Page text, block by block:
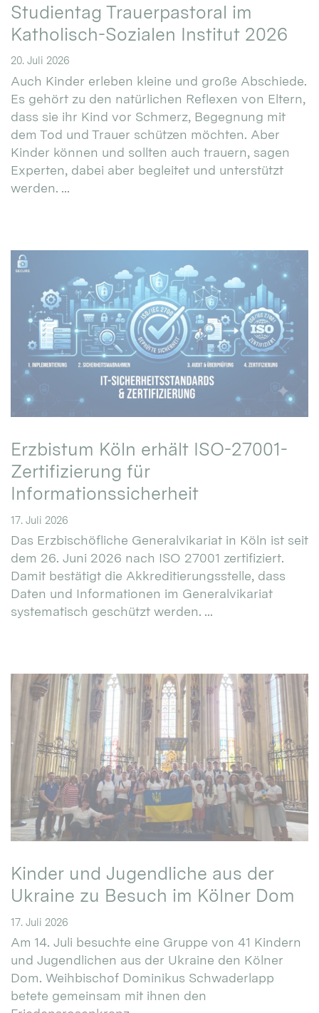
Studientag Trauerpastoral im
Katholisch-Sozialen Institut 2026
20. Juli 2026
Auch Kinder erleben kleine und große Abschiede.
Es gehört zu den natürlichen Reflexen von Eltern,
dass sie ihr Kind vor Schmerz, Begegnung mit
dem Tod und Trauer schützen möchten. Aber
Kinder können und sollten auch trauern, sagen
Experten, dabei aber begleitet und unterstützt
werden. ...
Erzbistum Köln erhält ISO-27001-
Zertifizierung für
Informationssicherheit
17. Juli 2026
Das Erzbischöfliche Generalvikariat in Köln ist seit
dem 26. Juni 2026 nach ISO 27001 zertifiziert.
Damit bestätigt die Akkreditierungsstelle, dass
Daten und Informationen im Generalvikariat
systematisch geschützt werden. ...
Kinder und Jugendliche aus der
Ukraine zu Besuch im Kölner Dom
17. Juli 2026
Am 14. Juli besuchte eine Gruppe von 41 Kindern
und Jugendlichen aus der Ukraine den Kölner
Dom. Weihbischof Dominikus Schwaderlapp
betete gemeinsam mit ihnen den